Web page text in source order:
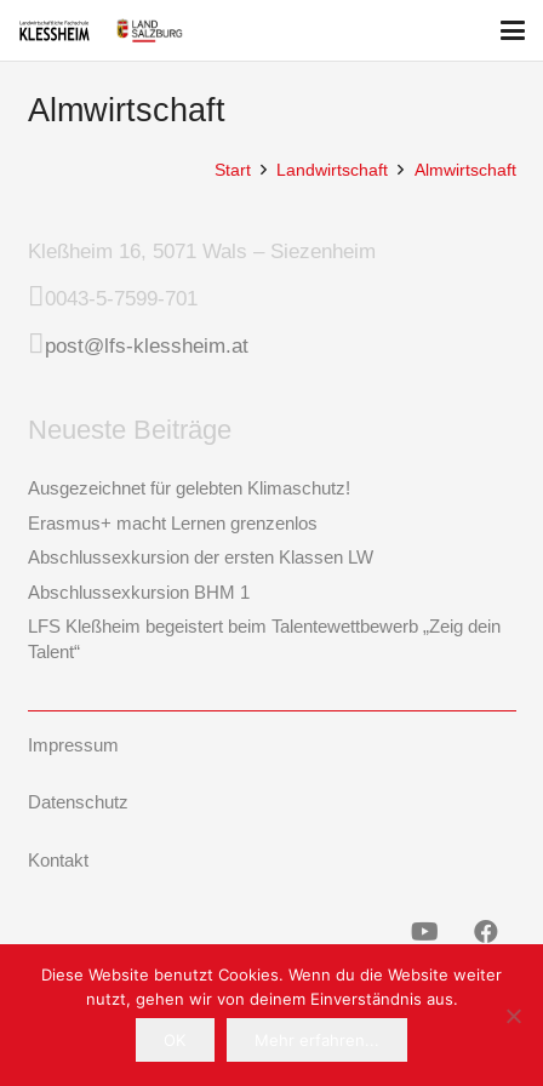
Almwirtschaft
Start Landwirtschaft Almwirtschaft
Kleßheim 16, 5071 Wals – Siezenheim
0043-5-7599-701
post@lfs-klessheim.at
Neueste Beiträge
Ausgezeichnet für gelebten Klimaschutz!
Erasmus+ macht Lernen grenzenlos
Abschlussexkursion der ersten Klassen LW
Abschlussexkursion BHM 1
LFS Kleßheim begeistert beim Talentewettbewerb „Zeig dein
Talent“
Impressum
Datenschutz
Kontakt
Diese Website benutzt Cookies. Wenn du die Website weiter
nutzt, gehen wir von deinem Einverständnis aus.